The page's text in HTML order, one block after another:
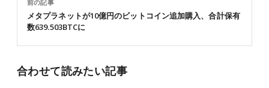
前の記事
メタプラネットが10億円のビットコイン追加購入、合計保有
数639.503BTCに
合わせて読みたい記事